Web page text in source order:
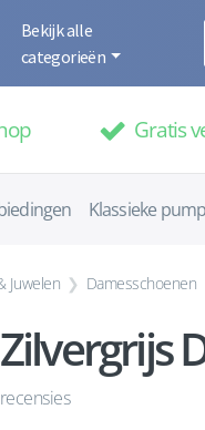
Bekijk alle
categorieën
Gratis
Klassieke
Juwelen Damesschoenen